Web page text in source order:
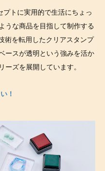
プトに実用的で生活にちょっ
うな商品を目指して制作する
術を転用したクリアスタンプ
ースが透明という強みを活か
ーズを展開しています。
！